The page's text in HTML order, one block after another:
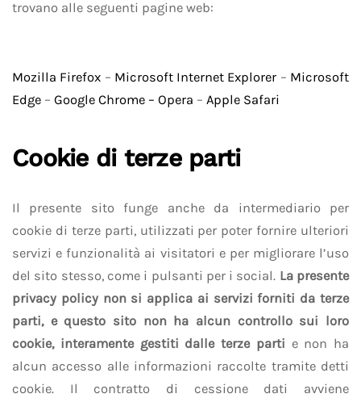
trovano alle seguenti pagine web:
Mozilla Firefox – Microsoft Internet Explorer – Microsoft
Edge – Google Chrome – Opera – Apple Safari
Cookie di terze parti
Il presente sito funge anche da intermediario per
cookie di terze parti, utilizzati per poter fornire ulteriori
servizi e funzionalità ai visitatori e per migliorare l’uso
del sito stesso, come i pulsanti per i social. La presente
privacy policy non si applica ai servizi forniti da terze
parti, e questo sito non ha alcun controllo sui loro
cookie, interamente gestiti dalle terze parti e non ha
alcun accesso alle informazioni raccolte tramite detti
cookie. Il contratto di cessione dati avviene